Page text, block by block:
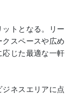
トとなる。リー
スペースや広め
じた最適な一軒
ネスエリアに点